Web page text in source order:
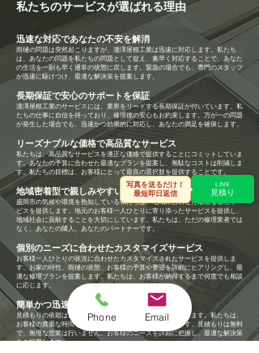
私たちのサービスが選ばれる理由
迅速な対応であなたの不安を解消
雨樋の問題は突然起こりますが、瀧澤屋根工業は迅速に対応します。私たち
は、あなたの問題を私たちの問題として捉え、素早く対応することで、あなた
の生活を一刻も早く通常の状態に戻します。緊急の場合でも、専門のスタッフ
が迅速に駆けつけ、最適な解決策を提案します。
長期保証で安心のサポートを保証
瀧澤屋根工業のサービスには、業界をリードする長期保証が付いています。私
たちの仕事に自信を持っており、修理後の安心もお約束します。万が一の問題
が発生した場合でも、迅速かつ効果的に対応し、あなたの満足を確保します。
リーズナブルな価格で高品質なサービス
私たちは、高品質なサービスを適正な価格で提供することにコミットしていま
す。あなたの予算に合わせた最適なプランを提案し、無駄なコストは削減しま
す。私たちの目標は、お客様にとって最良の選択肢を提供することです。
地域密着型で親しみやすいサービス
盛岡市の気候や環境を熟知している私たちは、地域に合わせた最適な修理サー
ビスを提供します。地元のお客様一人ひとりに寄り添ったサービスを提供し、
地域社会に貢献することを大切にしています。私たちは、ただの修理業者では
なく、あなたの隣人、あなたのパートナーです。
個別のニーズに合わせたカスタマイズサービス
お客様一人ひとりの状況に合わせたカスタマイズされたサービスを提供しま
す。お家の特性、雨樋の状態、お客様の予算や要望を詳細にヒアリングし、最
適な修理プランを提案します。私たちは、お客様が納得するまで何度でも相談
に応じます。
簡単かつ迅速な見積りプロセス
見積もりの依頼は、電話またはウェブサイトから簡単に行えます。私たちは、
お客様の貴重な時間を尊重し、迅速な対応を心がけています。見積もりは無料
で、無理な営業は行いません。お客様のニーズを詳細に把握し、最適な解決策
をご提案します。
Phone Email
写真を送るだけ！
最短即日返信
LINE
見積り